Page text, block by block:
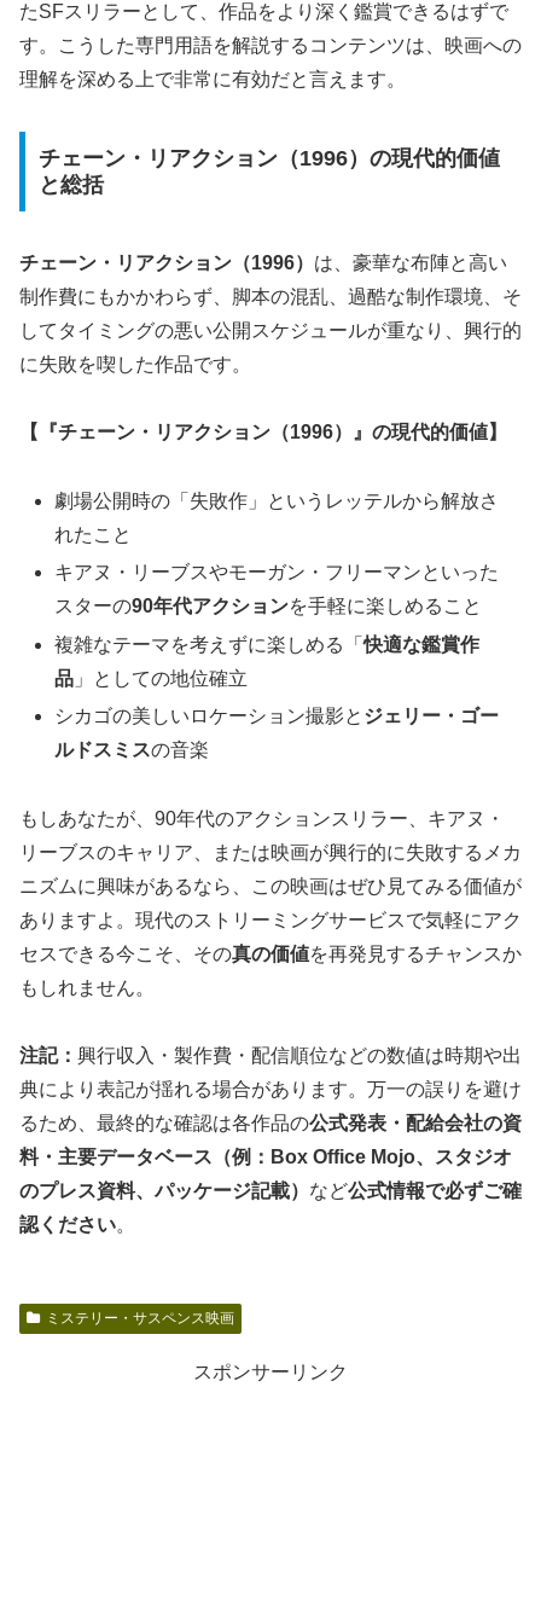
たSFスリラーとして、作品をより深く鑑賞できるはずで
す。こうした専門用語を解説するコンテンツは、映画への
理解を深める上で非常に有効だと言えます。
チェーン・リアクション（1996）の現代的価値
と総括
チェーン・リアクション（1996） は、豪華な布陣と高い
制作費にもかかわらず、脚本の混乱、過酷な制作環境、そ
してタイミングの悪い公開スケジュールが重なり、興行的
に失敗を喫した作品です。
【『チェーン・リアクション（1996）』の現代的価値】
劇場公開時の「失敗作」というレッテルから解放さ
れたこと
キアヌ・リーブスやモーガン・フリーマンといった
スターの90年代アクションを手軽に楽しめること
複雑なテーマを考えずに楽しめる「快適な鑑賞作
品 」としての地位確立
シカゴの美しいロケーション撮影と ジェリー・ゴー
ルドスミスの音楽
もしあなたが、90年代のアクションスリラー、キアヌ・
リーブスのキャリア、または映画が興行的に失敗するメカ
ニズムに興味があるなら、この映画はぜひ見てみる価値が
ありますよ。現代のストリーミングサービスで気軽にアク
セスできる今こそ、その真の価値を再発見するチャンスか
もしれません。
注記： 興行収入・製作費・配信順位などの数値は時期や出
典により表記が揺れる場合があります。万一の誤りを避け
るため、最終的な確認は各作品の公式発表・配給会社の資
料・主要データベース（例：Box Office Mojo、スタジオ
のプレス資料、パッケージ記載） など公式情報で必ずご確
認ください。
ミステリー・サスペンス映画
スポンサーリンク